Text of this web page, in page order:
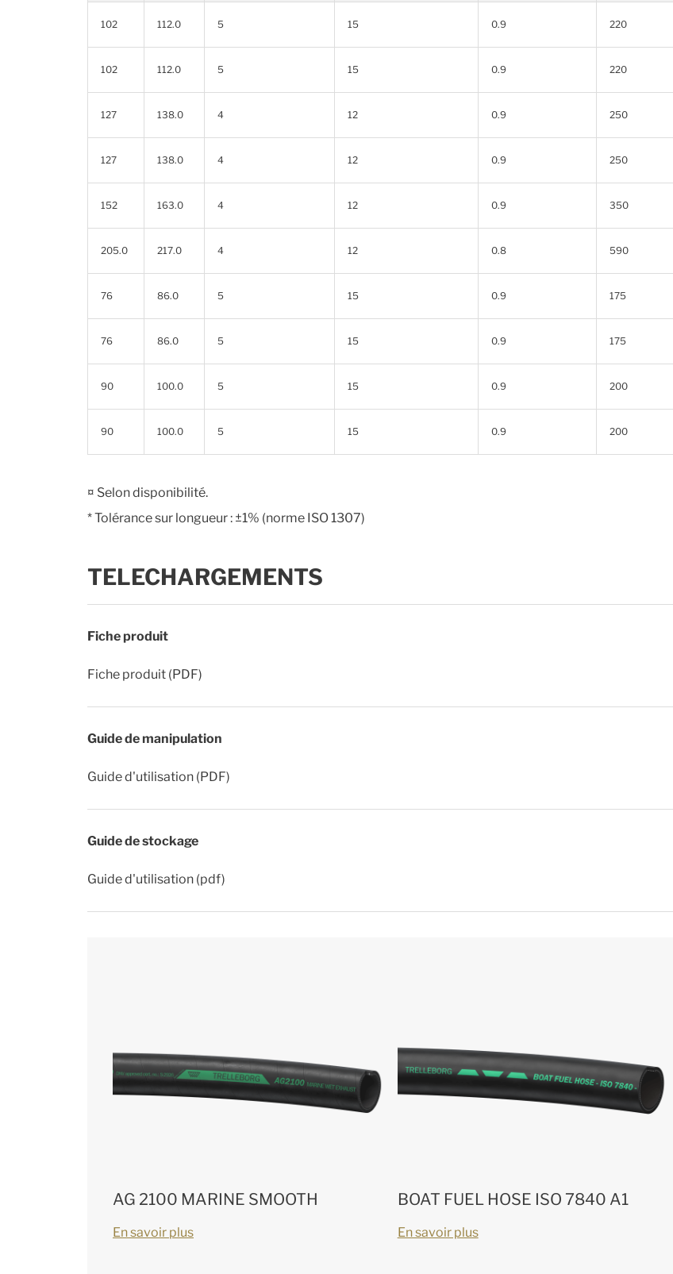
102 112.0 5 15 0.9 220
102 112.0 5 15 0.9 220
127 138.0 4 12 0.9 250
127 138.0 4 12 0.9 250
152 163.0 4 12 0.9 350
205.0 217.0 4 12 0.8 590
76 86.0 5 15 0.9 175
76 86.0 5 15 0.9 175
90 100.0 5 15 0.9 200
90 100.0 5 15 0.9 200
¤ Selon disponibilité.
* Tolérance sur longueur : ±1% (norme ISO 1307)
TELECHARGEMENTS
Fiche produit
Fiche produit (PDF)
Guide de manipulation
Guide d'utilisation (PDF)
Guide de stockage
Guide d'utilisation (pdf)
AG 2100 MARINE SMOOTH
En savoir plus
BOAT FUEL HOSE ISO 7840 A1
En savoir plus